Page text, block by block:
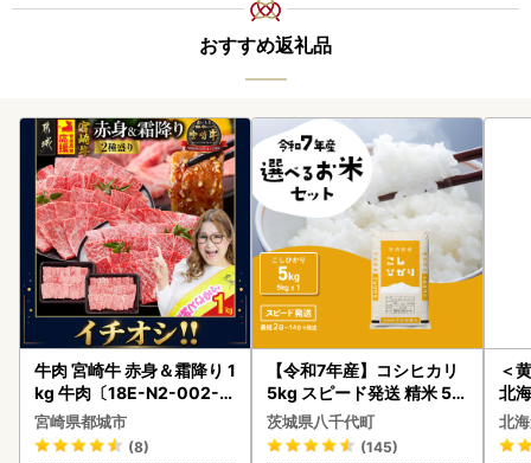
おすすめ返礼品
牛肉 宮崎牛 赤身＆霜降り 1
kg 牛肉〔18E-N2-002-1
kg-S4A6-CF〕
宮崎県都城市
(8)
【令和7年産】コシヒカリ
5kg スピード発送 精米 5k
g x 1袋 白米 茨城県 八千代
町
茨城県八千代町
(145)
＜
北
北